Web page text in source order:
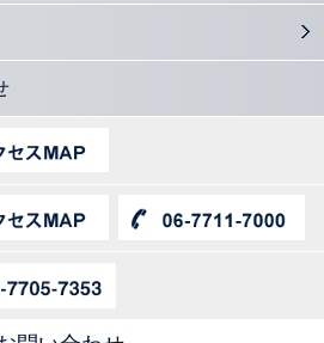
と中小企業の関係
計 知識と経験のある会計士に需要
社の法的紛争を解決するADR機関